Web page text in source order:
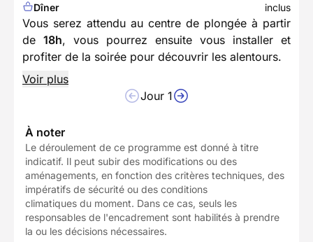
Dîner
inclus
Vous serez attendu au centre de plongée à partir
de 18h, vous pourrez ensuite vous installer et
profiter de la soirée pour découvrir les alentours.
Voir plus
Jour 1
À noter
Le déroulement de ce programme est donné à titre
indicatif. Il peut subir des modifications ou des
aménagements, en fonction des critères techniques, des
impératifs de sécurité ou des conditions
climatiques du moment. Dans ce cas, seuls les
responsables de l'encadrement sont habilités à prendre
la ou les décisions nécessaires.